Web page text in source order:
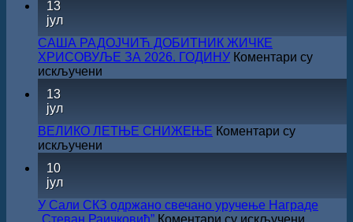
13
јул
САША РАДОЈЧИЋ ДОБИТНИК ЖИЧКЕ
ХРИСОВУЉЕ ЗА 2026. ГОДИНУ Коментари су
искључени
ЖИЧКЕ
ХРИСОВУЉЕ
ЗА
13
јул
ВЕЛИКО ЛЕТЊЕ СНИЖЕЊЕ Коментари су
искључени
10
јул
У Сали СКЗ одржано свечано уручење Награде
„Стеван Раичковић” Коментари су искључени